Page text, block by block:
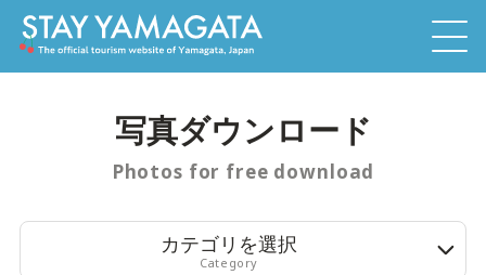
写真ダウンロード
Photos for free download
カテゴリを選択
Category